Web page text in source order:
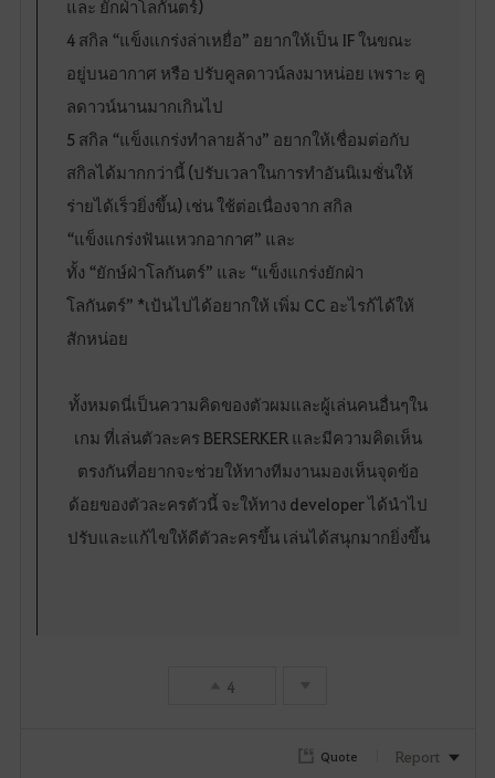
และ ยักฝ่าโลกันตร์)
4 สกิล “แข็งแกร่งล่าเหยื่อ” อยากให้เป็น IF ในขณะ
อยู่บนอากาศ หรือ ปรับคูลดาวน์ลงมาหน่อย เพราะ คู
ลดาวน์นานมากเกินไป
5 สกิล “แข็งแกร่งทำลายล้าง” อยากให้เชื่อมต่อกับ
สกิลได้มากกว่านี้ (ปรับเวลาในการทำอันนิเมชั่นให้
ร่ายได้เร็วยิ่งขึ้น) เช่น ใช้ต่อเนื่องจาก สกิล
“แข็งแกร่งฟันแหวกอากาศ” และ
ทั้ง “ยักษ์ฝ่าโลกันตร์” และ “แข็งแกร่งยักฝ่า
โลกันตร์” *เป้นไปได้อยากให้ เพิ่ม CC อะไรก้ได้ให้
สักหน่อย
ทั้งหมดนี่เป็นความคิดของตัวผมและผู้เล่นคนอื่นๆใน
เกม ที่เล่นตัวละคร BERSERKER และมีความคิดเห็น
ตรงกันที่อยากจะช่วยให้ทางทีมงานมองเห็นจุดข้อ
ด้อยของตัวละครตัวนี้ จะให้ทาง developer ได้นำไป
ปรับและแก้ไขให้ดีตัวละครขึ้น เล่นได้สนุกมากยิ่งขึ้น
4
Quote Report